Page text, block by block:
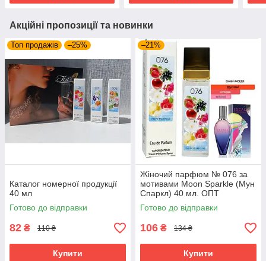
Акційні пропозиції та новинки
Топ продажів –25%
Каталог номерної продукції
40 мл
Готово до відправки
82 ₴ 110 ₴
Купити
–21%
Жіночий парфюм № 076 за
мотивами Moon Sparkle (Мун
Спаркл) 40 мл. ОПТ
Готово до відправки
106 ₴ 134 ₴
Купити